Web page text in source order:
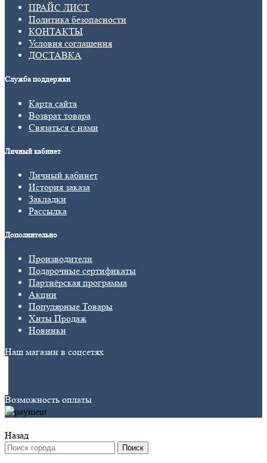
ПРАЙС ЛИСТ
Политика безопасности
КОНТАКТЫ
Условия соглашения
ДОСТАВКА
Служба поддержки
Карта сайта
Возврат товара
Связаться с нами
Личный кабинет
Личный кабинет
История заказа
Закладки
Рассылка
Дополнительно
Производители
Подарочные сертификаты
Партнёрская программа
Акции
Популярные Товары
Хиты Продаж
Новинки
Наш магазин в соцсетях
Возможность оплаты
Назад
Поиск